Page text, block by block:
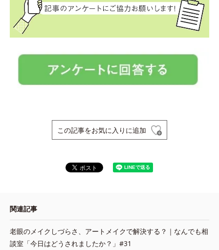
この記事をお気に入りに追加
関連記事
老眼のメイクしづらさ、アートメイクで解決する？｜なんでも相
談室「今日はどうされましたか？」#31